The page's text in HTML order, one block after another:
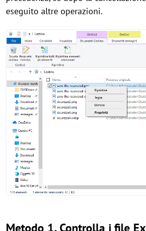
eseguito altre operazioni.